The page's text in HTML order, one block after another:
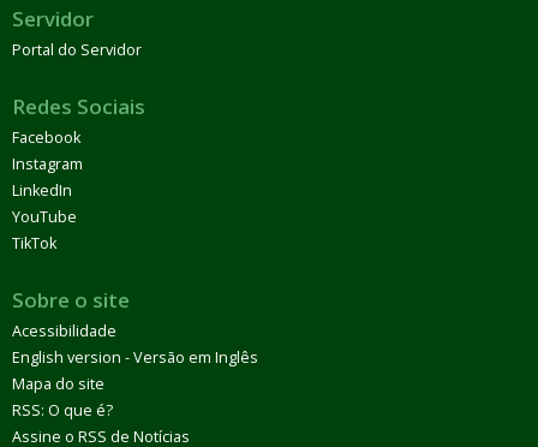
Servidor
Portal do Servidor
Redes Sociais
Facebook
Instagram
LinkedIn
YouTube
TikTok
Sobre o site
Acessibilidade
English version - Versão em Inglês
Mapa do site
RSS: O que é?
Assine o RSS de Notícias